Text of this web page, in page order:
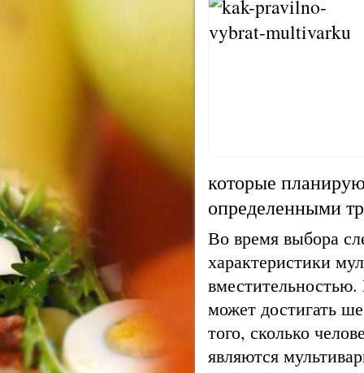
которые
определенными
Во время выбора
характеристики
может достигать
того, сколько
являются